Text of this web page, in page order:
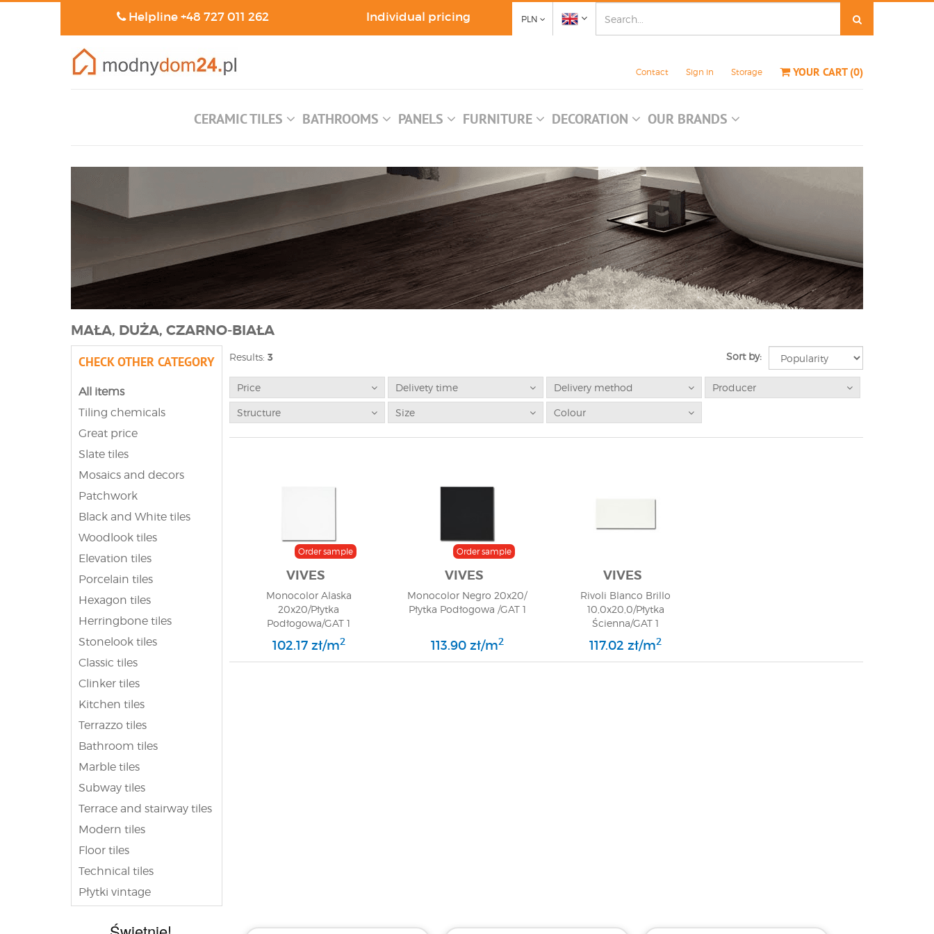
Helpline+48 727 011 262 Individual pricing PLN
Contact Sign in Storage YOUR CART(0)
CERAMIC TILES BATHROOMS PANELS FURNITURE DECORATION OUR BRANDS
MAŁA, DUŻA, CZARNO-BIAŁA
CHECK OTHER CATEGORY
All items
Tiling chemicals
Great price
Slate tiles
Mosaics and decors
Patchwork
Black and White tiles
Woodlook tiles
Elevation tiles
Porcelain tiles
Hexagon tiles
Herringbone tiles
Stonelook tiles
Classic tiles
Clinker tiles
Kitchen tiles
Terrazzo tiles
Bathroom tiles
Marble tiles
Subway tiles
Terrace and stairway tiles
Modern tiles
Floor tiles
Technical tiles
Płytki vintage
Results: 3 Sort by:
Price Delivety time Delivery method Producer
Structure Size Colour
Order sample
VIVES
Monocolor Alaska
20x20/Płytka
Podłogowa/GAT 1
102.17 zł/m2
Order sample
VIVES
Monocolor Negro 20x20/
Płytka Podłogowa /GAT 1
113.90 zł/m2
VIVES
Rivoli Blanco Brillo
10,0x20,0/Płytka
Ścienna/GAT 1
117.02 zł/m2